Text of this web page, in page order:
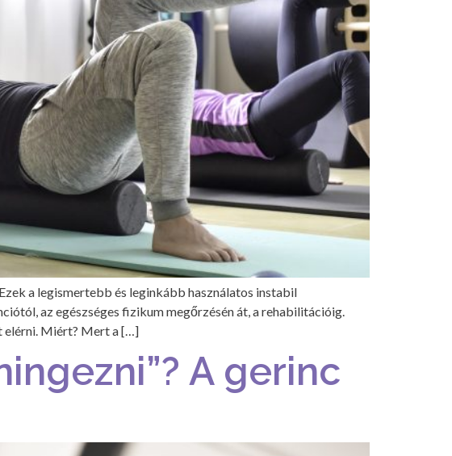
a legismertebb és leginkább használatos instabil
az egészséges fizikum megőrzésén át, a rehabilitációig.
elérni. Miért? Mert a […]
A gerinc